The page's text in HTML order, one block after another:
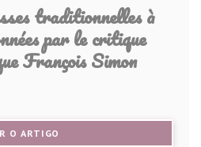
traditionnelles à
par le critique
François Simon
O ARTIGO